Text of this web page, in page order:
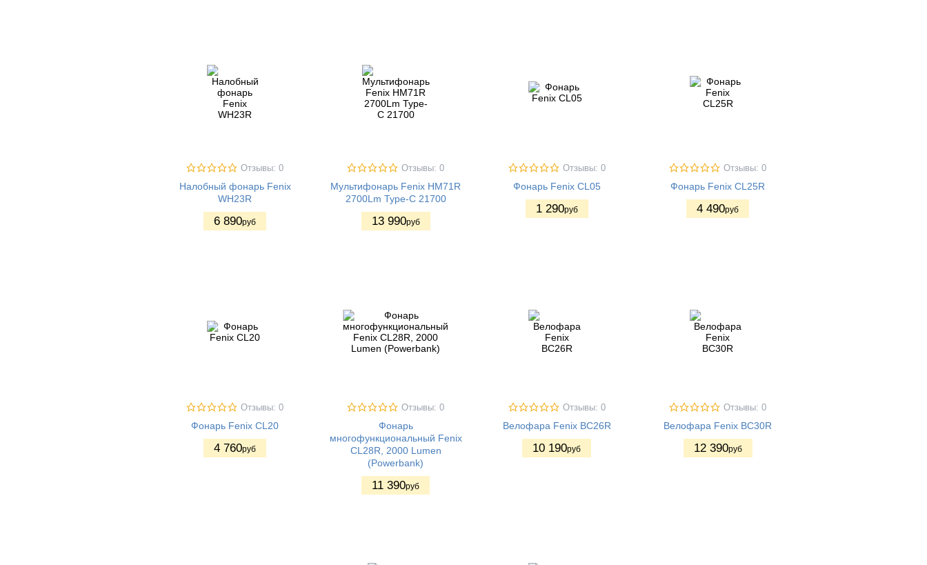
Отзывы: 0
Налобный фонарь Fenix
WH23R
6 890руб
Отзывы: 0
Мультифонарь Fenix HM71R
2700Lm Type-C 21700
13 990руб
Отзывы: 0
Фонарь Fenix CL05
1 290руб
Отзывы: 0
Фонарь Fenix CL25R
4 490руб
Отзывы: 0
Фонарь Fenix CL20
4 760руб
Отзывы: 0
Фонарь
многофункциональный Fenix
CL28R, 2000 Lumen
(Powerbank)
11 390руб
Отзывы: 0
Велофара Fenix BC26R
10 190руб
Отзывы: 0
Велофара Fenix BC30R
12 390руб